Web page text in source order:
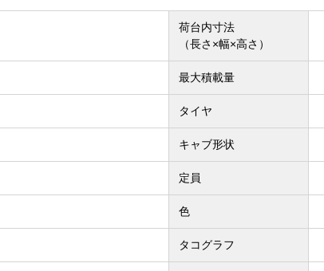
荷台内寸法
（長さ×幅×高さ）
最大積載量
タイヤ
キャブ形状
定員
色
タコグラフ